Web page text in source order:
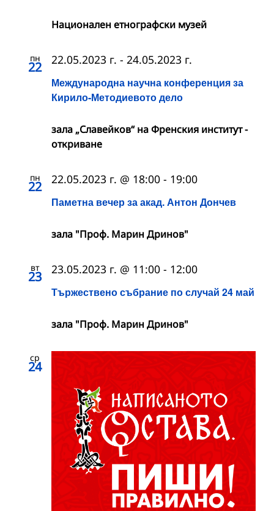
Национален етнографски музей
пн
22
Международна научна конференция за
Кирило-Методиевото дело
22.05.2023 г. - 24.05.2023 г.
зала „Славейков“ на Френския институт -
откриване
пн
22
Паметна вечер за акад. Антон Дончев
22.05.2023 г. @ 18:00 - 19:00
зала "Проф. Марин Дринов"
вт
23
Тържествено събрание по случай 24 май
23.05.2023 г. @ 11:00 - 12:00
зала "Проф. Марин Дринов"
ср
24